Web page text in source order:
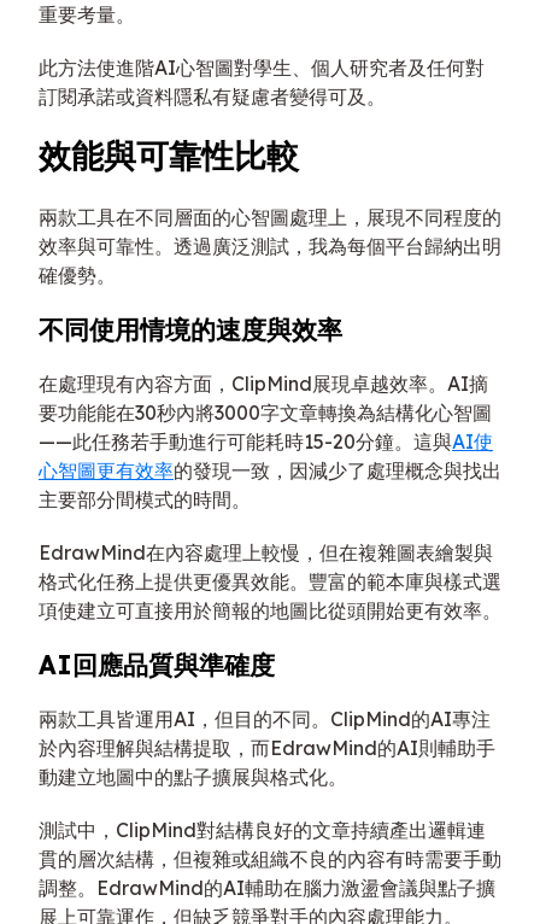
重要考量。
此方法使進階AI心智圖對學生、個人研究者及任何對
訂閱承諾或資料隱私有疑慮者變得可及。
效能與可靠性比較
兩款工具在不同層面的心智圖處理上，展現不同程度的
效率與可靠性。透過廣泛測試，我為每個平台歸納出明
確優勢。
不同使用情境的速度與效率
在處理現有內容方面，ClipMind展現卓越效率。AI摘
要功能能在30秒內將3000字文章轉換為結構化心智圖
——此任務若手動進行可能耗時15-20分鐘。這與AI使
心智圖更有效率的發現一致，因減少了處理概念與找出
主要部分間模式的時間。
EdrawMind在內容處理上較慢，但在複雜圖表繪製與
格式化任務上提供更優異效能。豐富的範本庫與樣式選
項使建立可直接用於簡報的地圖比從頭開始更有效率。
AI回應品質與準確度
兩款工具皆運用AI，但目的不同。ClipMind的AI專注
於內容理解與結構提取，而EdrawMind的AI則輔助手
動建立地圖中的點子擴展與格式化。
測試中，ClipMind對結構良好的文章持續產出邏輯連
貫的層次結構，但複雜或組織不良的內容有時需要手動
調整。EdrawMind的AI輔助在腦力激盪會議與點子擴
展上可靠運作，但缺乏競爭對手的內容處理能力。